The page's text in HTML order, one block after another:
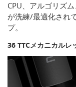
CPU、アルゴリズ
が洗練/最適化され
プ。
36 TTCメカニカルレ